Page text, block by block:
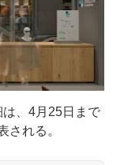
、4月25日まで
される。